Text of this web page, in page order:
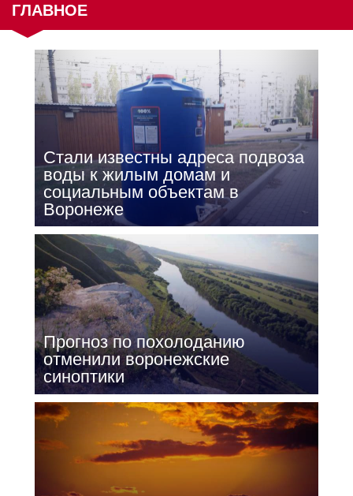
ГЛАВНОЕ
Стали известны адреса подвоза
воды к жилым домам и
социальным объектам в
Воронеже
Прогноз по похолоданию
отменили воронежские
синоптики